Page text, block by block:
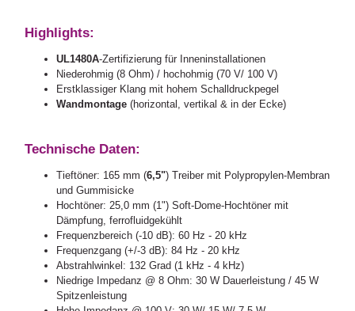
Highlights:
UL1480A-Zertifizierung für Inneninstallationen
Niederohmig (8 Ohm) / hochohmig (70 V/ 100 V)
Erstklassiger Klang mit hohem Schalldruckpegel
Wandmontage (horizontal, vertikal & in der Ecke)
Technische Daten:
Tieftöner: 165 mm (6,5") Treiber mit Polypropylen-Membran
und Gummisicke
Hochtöner: 25,0 mm (1") Soft-Dome-Hochtöner mit
Dämpfung, ferrofluidgekühlt
Frequenzbereich (-10 dB): 60 Hz - 20 kHz
Frequenzgang (+/-3 dB): 84 Hz - 20 kHz
Abstrahlwinkel: 132 Grad (1 kHz - 4 kHz)
Niedrige Impedanz @ 8 Ohm: 30 W Dauerleistung / 45 W
Spitzenleistung